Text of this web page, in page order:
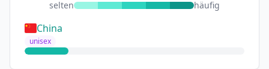
selten häufig
China
unisex